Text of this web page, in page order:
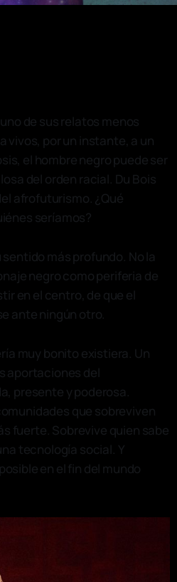
de sus relatos menos
vivos, por un instante, a un
el hombre negro puede ser
del orden racial. Du Bois
afrofuturismo. ¿Qué
seríamos?
más profundo. No la
negro como periferia de
en el centro, de que el
ante ningún otro.
muy bonito existiera. Un
aportaciones del
presente y poderosa.
que sobreviven
fuerte. Sobrevive quien sabe
tecnología social. Y
en el fin del mundo